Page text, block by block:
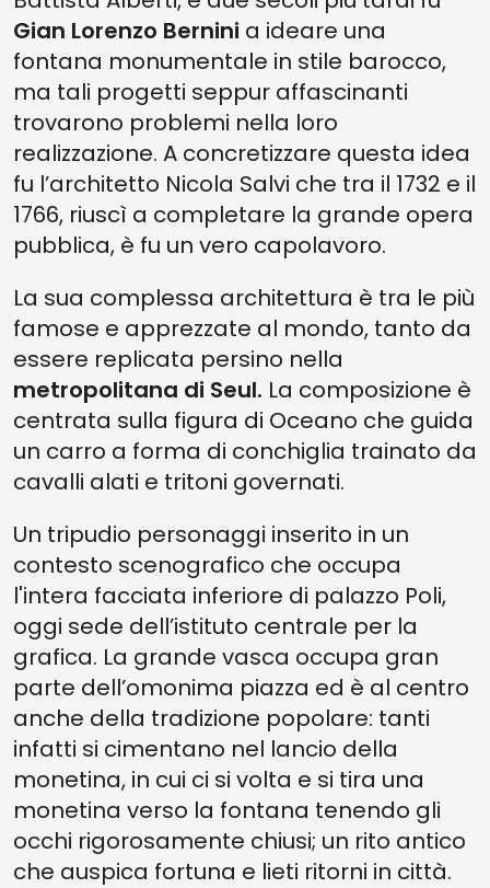
Gian Lorenzo Bernini a ideare una
fontana monumentale in stile barocco,
ma tali progetti seppur affascinanti
trovarono problemi nella loro
realizzazione. A concretizzare questa idea
fu l’architetto Nicola Salvi che tra il 1732 e il
1766, riuscì a completare la grande opera
pubblica, è fu un vero capolavoro.
La sua complessa architettura è tra le più
famose e apprezzate al mondo, tanto da
essere replicata persino nella
metropolitana di Seul. La composizione è
centrata sulla figura di Oceano che guida
un carro a forma di conchiglia trainato da
cavalli alati e tritoni governati.
Un tripudio personaggi inserito in un
contesto scenografico che occupa
l'intera facciata inferiore di palazzo Poli,
oggi sede dell’istituto centrale per la
grafica. La grande vasca occupa gran
parte dell’omonima piazza ed è al centro
anche della tradizione popolare: tanti
infatti si cimentano nel lancio della
monetina, in cui ci si volta e si tira una
monetina verso la fontana tenendo gli
occhi rigorosamente chiusi; un rito antico
che auspica fortuna e lieti ritorni in città.